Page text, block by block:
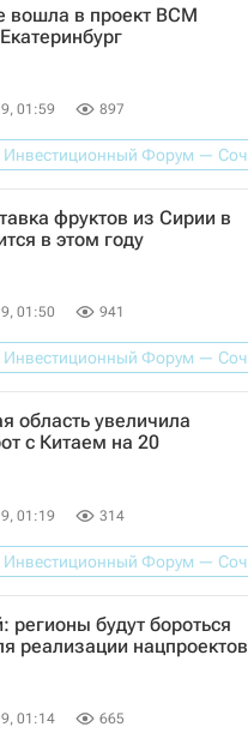
вошла в проект ВСМ
01:59 897
Китай
Челябинск
фруктов из Сирии в
в этом году
01:50 941
Комарова
автономный округ
область увеличила
с Китаем на 20
01:19 314
область
Китай
регионы будут бороться
реализации нацпроектов
01:14 665